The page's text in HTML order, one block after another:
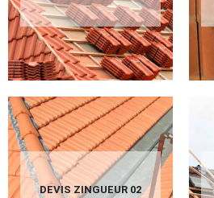
DEVIS ZINGUEUR 02